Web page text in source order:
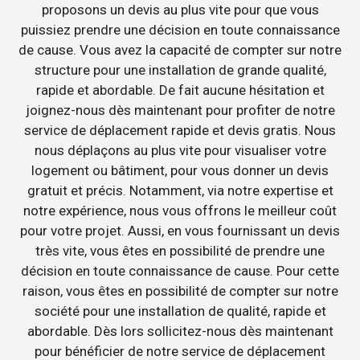
proposons un devis au plus vite pour que vous
puissiez prendre une décision en toute connaissance
de cause. Vous avez la capacité de compter sur notre
structure pour une installation de grande qualité,
rapide et abordable. De fait aucune hésitation et
joignez-nous dès maintenant pour profiter de notre
service de déplacement rapide et devis gratis. Nous
nous déplaçons au plus vite pour visualiser votre
logement ou bâtiment, pour vous donner un devis
gratuit et précis. Notamment, via notre expertise et
notre expérience, nous vous offrons le meilleur coût
pour votre projet. Aussi, en vous fournissant un devis
très vite, vous êtes en possibilité de prendre une
décision en toute connaissance de cause. Pour cette
raison, vous êtes en possibilité de compter sur notre
société pour une installation de qualité, rapide et
abordable. Dès lors sollicitez-nous dès maintenant
pour bénéficier de notre service de déplacement